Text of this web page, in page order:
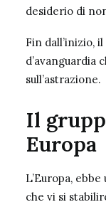
desiderio di
Fin dall’inizio,
d’avanguardia
sull’astrazione.
Il
Europa
L’Europa,
che vi si